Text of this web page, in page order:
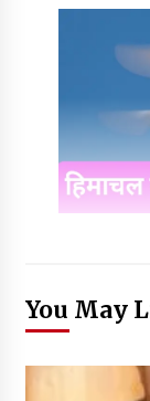
You May